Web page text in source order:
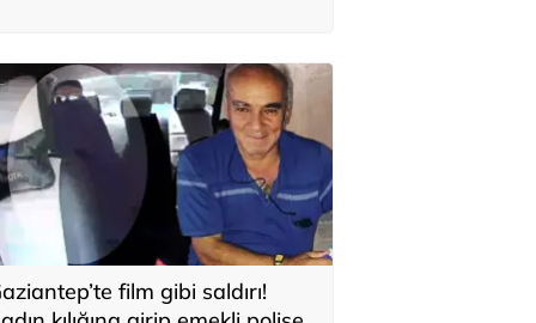
film gibi saldırı!